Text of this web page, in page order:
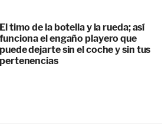
El timo de la botella y la rueda; así
funciona el engaño playero que
puede dejarte sin el coche y sin tus
pertenencias